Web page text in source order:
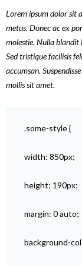
Lorem ipsum dolor sit
metus. Donec ac ex
molestie. Nulla blandit
Sed tristique facilisis
accumsan.
mollis sit amet.
.some-style {
width: 850px;
height: 190px;
margin: 0 auto;
background-